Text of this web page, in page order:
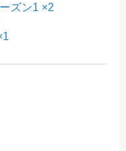
ズン1 ×2